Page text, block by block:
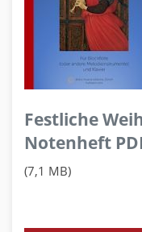
Festliche
Notenheft
(7,1 MB)